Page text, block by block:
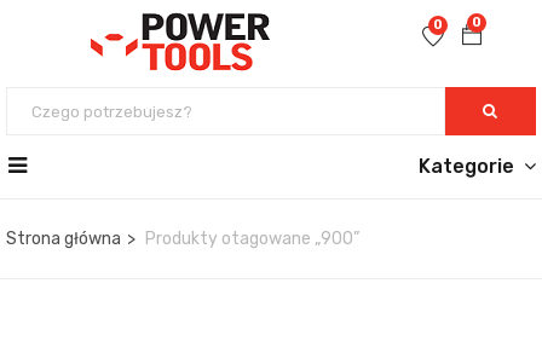
0
0
Kategorie
Strona główna Produkty otagowane „900”